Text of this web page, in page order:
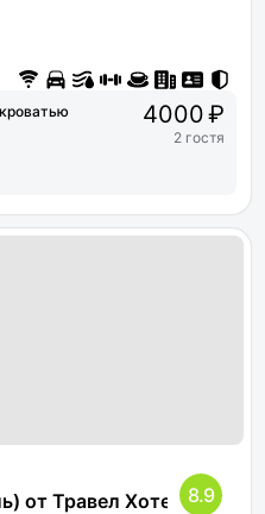
4000 ₽
2 гостя
от Травел Хотелс8.9